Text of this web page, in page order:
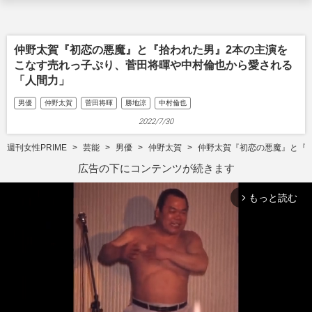
仲野太賀『初恋の悪魔』と『拾われた男』2本の主演を
こなす売れっ子ぷり、菅田将暉や中村倫也から愛される
「人間力」
男優 仲野太賀 菅田将暉 勝地涼 中村倫也
2022/7/30
週刊女性PRIME 芸能 男優 仲野太賀 仲野太賀『初恋の悪魔』と『
広告の下にコンテンツが続きます
arrow_forward_ios もっと読む